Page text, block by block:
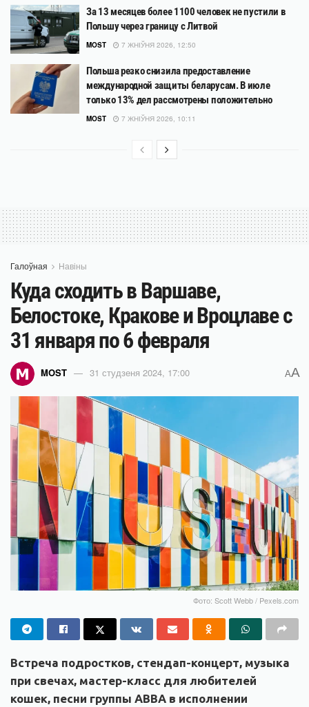
За 13 месяцев более 1100 человек не пустили в
Польшу через границу с Литвой
MOST 7 ЖНІЎНЯ 2026, 12:50
Польша резко снизила предоставление
международной защиты беларусам. В июле
только 13% дел рассмотрены положительно
MOST 7 ЖНІЎНЯ 2026, 10:11
Галоўная Навіны
Куда сходить в Варшаве,
Белостоке, Кракове и Вроцлаве с
31 января по 6 февраля
MOST 31 студзеня 2024, 17:00 AA
Фото: Scott Webb / Pexels.com
Встреча подростков, стендап-концерт, музыка
при свечах, мастер-класс для любителей
кошек, песни группы ABBA в исполнении